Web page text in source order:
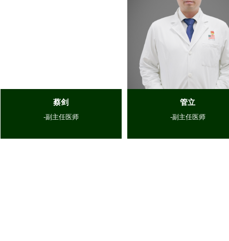
蔡剑
-副主任医师
管立
-副主任医师